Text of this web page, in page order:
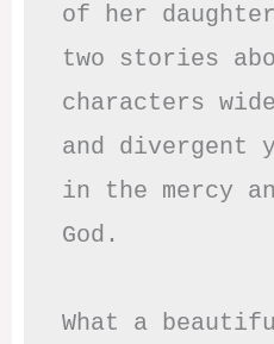
of her
two stories
characters
and divergent
in the mercy
God.
What a